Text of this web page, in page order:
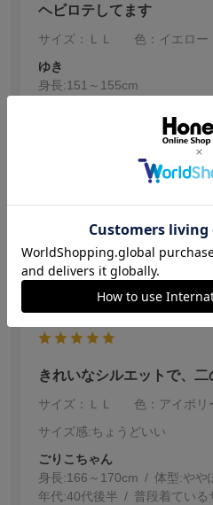
ヘビロテしてます
サイズ：ＬＬ
色：イエロー
ゆき
身長:151～155cm
綿混なのでサラッとして着やす
LLサイズを購入しましたが、
めで肌に張りつかずに着れまし
繊維がべったり付いてしまっ
続きを
きれいなシルエットで、二
サイズ：ＬＬ
色：アイボリ
サイズ感:ちょうどいい
ごりこちゃん
身長:166～170cm 体型:ぽ
年代:40代後半 普段着ている